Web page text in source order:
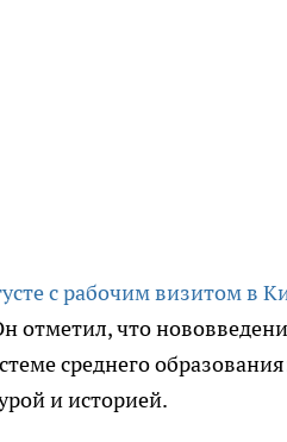
с рабочим визитом в
отметил, что
среднего
и историей.